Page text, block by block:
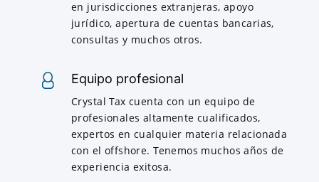
en jurisdicciones extranjeras, apoyo
jurídico, apertura de cuentas bancarias,
consultas y muchos otros.
Equipo profesional
Crystal Tax cuenta con un equipo de
profesionales altamente cualificados,
expertos en cualquier materia relacionada
con el offshore. Tenemos muchos años de
experiencia exitosa.